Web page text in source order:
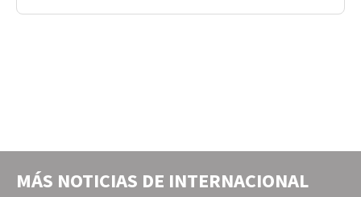
MÁS NOTICIAS DE INTERNACIONAL